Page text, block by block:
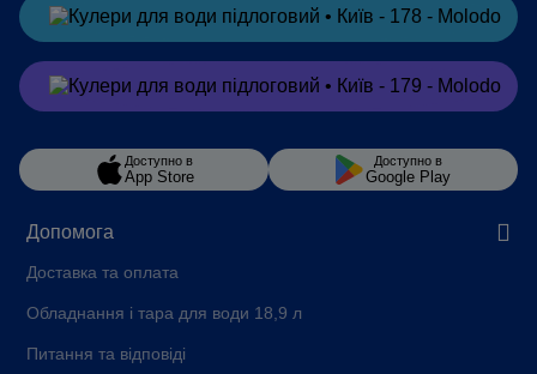
Допомога
Доставка та оплата
Обладнання і тара для води 18,9 л
Питання та відповіді
Замовитив Telegram
Замовитив Viber
Доступно в
App Store
Доступно в
Google Play